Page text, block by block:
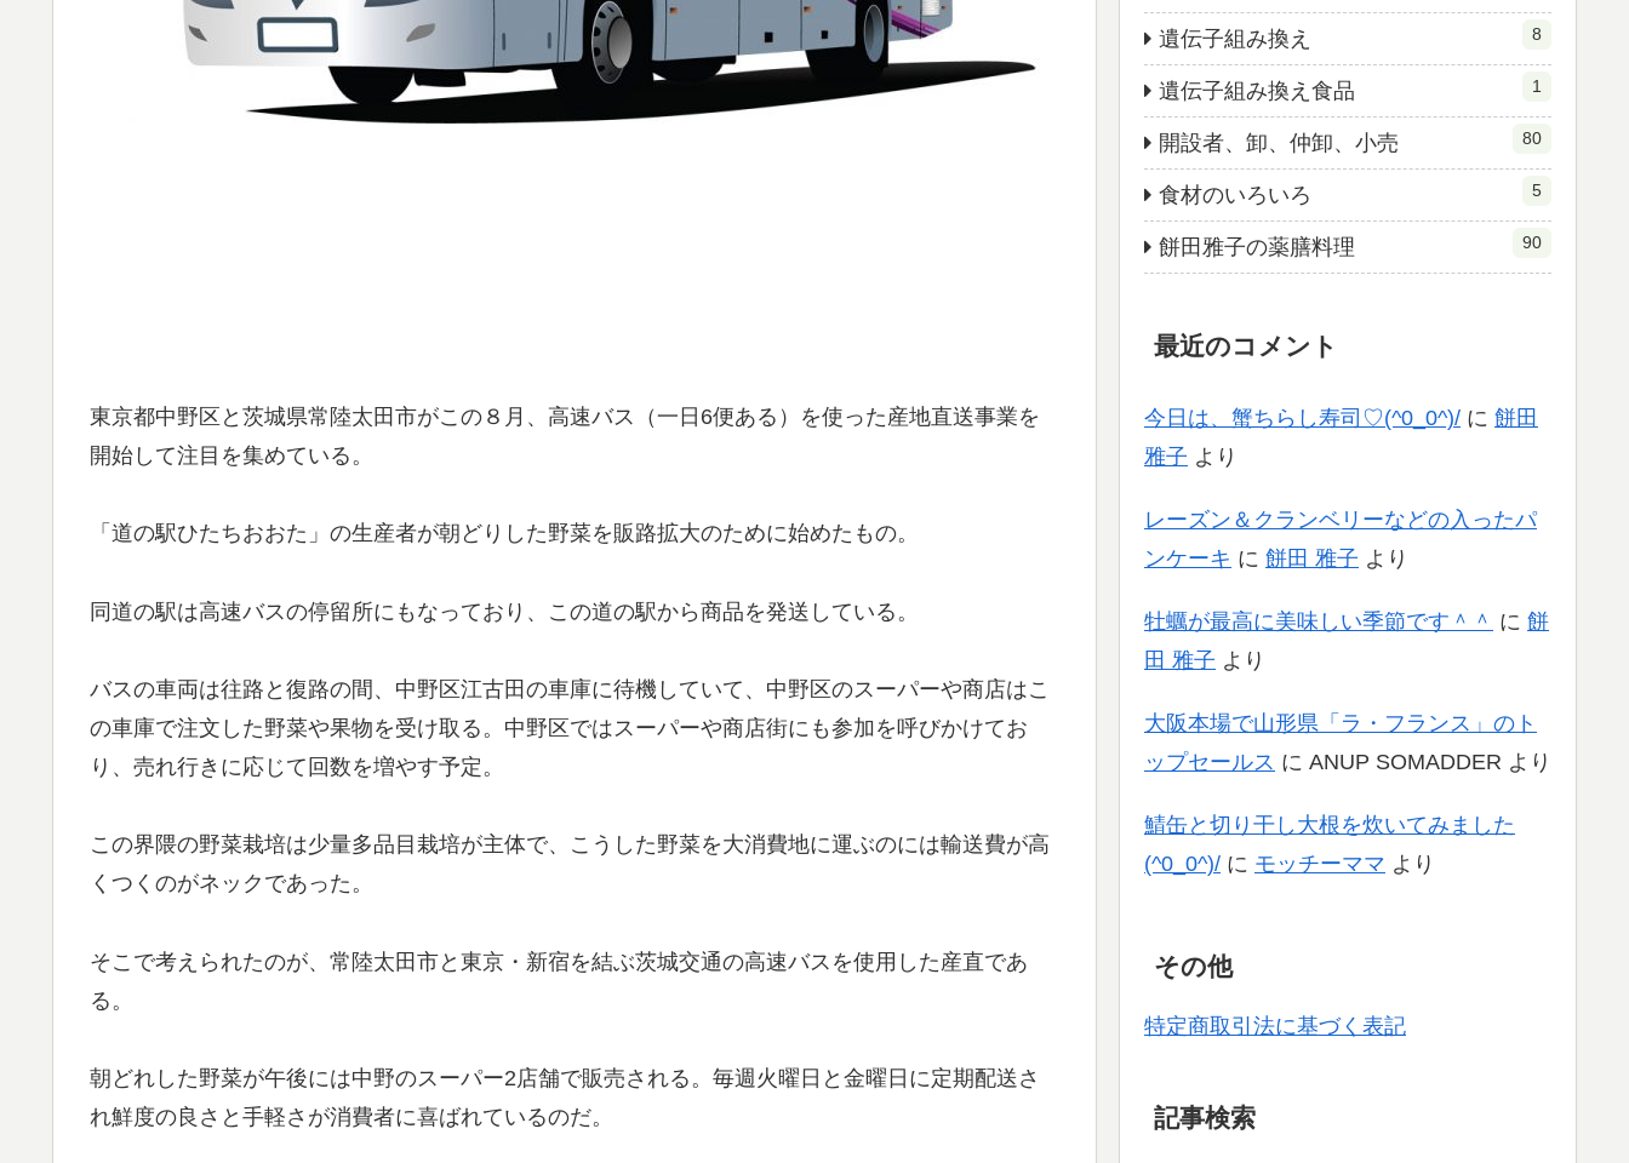
東京都中野区と茨城県常陸太田市がこの８月、高速バス（一日6便ある）を使った産地直送事業を
開始して注目を集めている。
「道の駅ひたちおおた」の生産者が朝どりした野菜を販路拡大のために始めたもの。
同道の駅は高速バスの停留所にもなっており、この道の駅から商品を発送している。
バスの車両は往路と復路の間、中野区江古田の車庫に待機していて、中野区のスーパーや商店はこ
の車庫で注文した野菜や果物を受け取る。中野区ではスーパーや商店街にも参加を呼びかけてお
り、売れ行きに応じて回数を増やす予定。
この界隈の野菜栽培は少量多品目栽培が主体で、こうした野菜を大消費地に運ぶのには輸送費が高
くつくのがネックであった。
そこで考えられたのが、常陸太田市と東京・新宿を結ぶ茨城交通の高速バスを使用した産直であ
る。
朝どれした野菜が午後には中野のスーパー2店舗で販売される。毎週火曜日と金曜日に定期配送さ
れ鮮度の良さと手軽さが消費者に喜ばれているのだ。
遺伝子組み換え 8
遺伝子組み換え食品 1
開設者、卸、仲卸、小売 80
食材のいろいろ 5
餅田雅子の薬膳料理 90
最近のコメント
今日は、蟹ちらし寿司♡(^0_0^)/ に 餅田
雅子 より
レーズン＆クランベリーなどの入ったパ
ンケーキ に 餅田 雅子 より
牡蠣が最高に美味しい季節です＾＾ に 餅
田 雅子 より
大阪本場で山形県「ラ・フランス」のト
ップセールス に ANUP SOMADDER より
鯖缶と切り干し大根を炊いてみました
(^0_0^)/ に モッチーママ より
その他
特定商取引法に基づく表記
記事検索